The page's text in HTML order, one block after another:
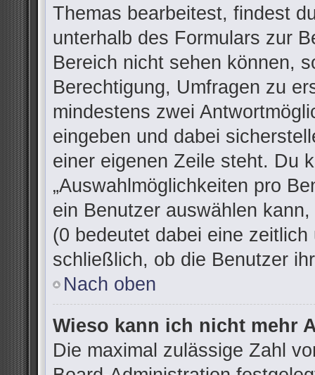
Themas bearbeitest, findest
unterhalb des Formulars zur
Bereich nicht sehen können,
Berechtigung, Umfragen zu
mindestens zwei
eingeben und dabei
einer eigenen Zeile steht. Du
„Auswahlmöglichkeiten pro
ein Benutzer auswählen
(0 bedeutet dabei eine
schließlich, ob die Benutzer
Nach oben
Wieso kann ich nicht mehr
Die maximal zulässige Zahl